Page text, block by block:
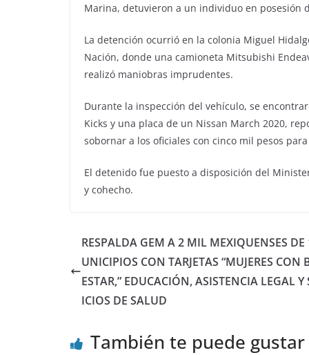
Marina, detuvieron a un individuo en posesión
La detención ocurrió en la colonia Miguel
Nación, donde una camioneta Mitsubishi
realizó maniobras imprudentes.
Durante la inspección del vehículo, se
Kicks y una placa de un Nissan March 2020,
sobornar a los oficiales con cinco mil pesos
El detenido fue puesto a disposición del
y cohecho.
RESPALDA GEM A 2 MIL MEXIQUENSES DE
UNICIPIOS CON TARJETAS “MUJERES CON
ESTAR,” EDUCACIÓN, ASISTENCIA LEGAL Y
ICIOS DE SALUD
También te puede gustar